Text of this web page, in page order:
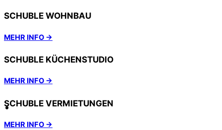
SCHUBLE WOHNBAU
MEHR INFO →
SCHUBLE KÜCHENSTUDIO
MEHR INFO →
SCHUBLE VERMIETUNGEN
MEHR INFO →